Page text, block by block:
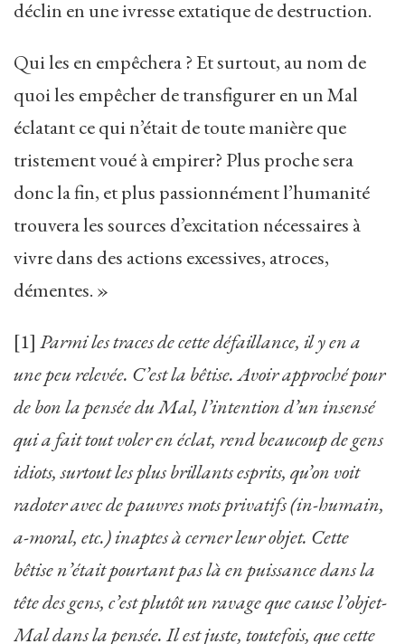
déclin en une ivresse extatique de destruction.
Qui les en empêchera ? Et surtout, au nom de
quoi les empêcher de transfigurer en un Mal
éclatant ce qui n’était de toute manière que
tristement voué à empirer? Plus proche sera
donc la fin, et plus passionnément l’humanité
trouvera les sources d’excitation nécessaires à
vivre dans des actions excessives, atroces,
démentes. »
[1] Parmi les traces de cette défaillance, il y en a
une peu relevée. C’est la bêtise. Avoir approché pour
de bon la pensée du Mal, l’intention d’un insensé
qui a fait tout voler en éclat, rend beaucoup de gens
idiots, surtout les plus brillants esprits, qu’on voit
radoter avec de pauvres mots privatifs (in-humain,
a-moral, etc.) inaptes à cerner leur objet. Cette
bêtise n’était pourtant pas là en puissance dans la
tête des gens, c’est plutôt un ravage que cause l’objet-
Mal dans la pensée. Il est juste, toutefois, que cette